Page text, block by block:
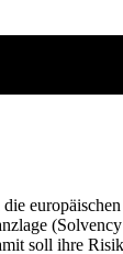
die
soll ihre